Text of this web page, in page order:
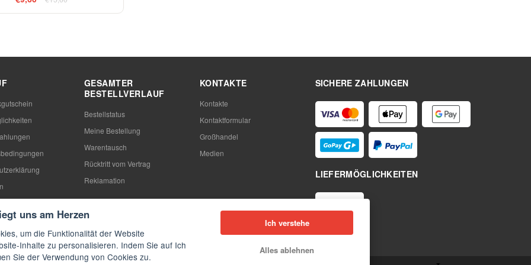
SICHERE ZAHLUNGEN
LIEFERMÖGLICHKEITEN
GESAMTER
BESTELLVERLAUF
Bestellstatus
Meine Bestellung
Warentausch
Rücktritt vom Vertrag
Reklamation
KONTAKTE
Kontakte
Kontaktformular
Großhandel
Medien
uns am Herzen
um die Funktionalität der Website
Inhalte zu personalisieren. Indem Sie auf Ich
Sie der Verwendung von Cookies zu.
Ich verstehe
Alles ablehnen